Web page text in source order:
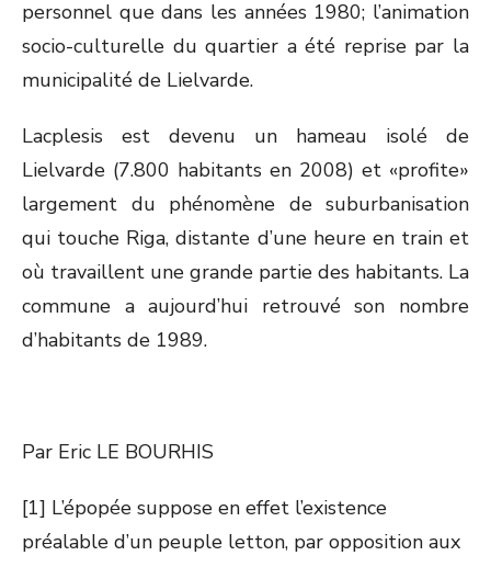
personnel que dans les années 1980; l’animation
socio-culturelle du quartier a été reprise par la
municipalité de Lielvarde.
Lacplesis est devenu un hameau isolé de
Lielvarde (7.800 habitants en 2008) et «profite»
largement du phénomène de suburbanisation
qui touche Riga, distante d’une heure en train et
où travaillent une grande partie des habitants. La
commune a aujourd’hui retrouvé son nombre
d’habitants de 1989.
Par Eric LE BOURHIS
[1] L’épopée suppose en effet l’existence
préalable d’un peuple letton, par opposition aux